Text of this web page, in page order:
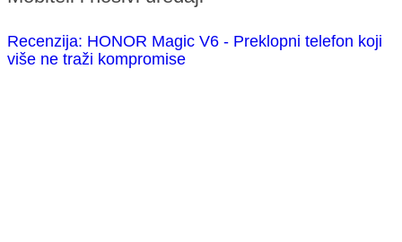
Recenzija: HONOR Magic V6 - Preklopni telefon koji
više ne traži kompromise